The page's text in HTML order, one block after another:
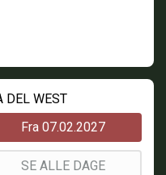
DEL WEST
Fra 07.02.2027
SE ALLE DAGE